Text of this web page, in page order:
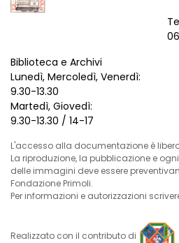
Biblioteca e Archivi
Lunedì, Mercoledì, Venerdì:
9.30-13.30
Martedì, Giovedì:
9.30-13.30 / 14-17
L'accesso alla documentazione è
La riproduzione, la pubblicazione e
delle immagini deve essere
Fondazione Primoli.
Per informazioni e autorizzazioni
Realizzato con il contributo di